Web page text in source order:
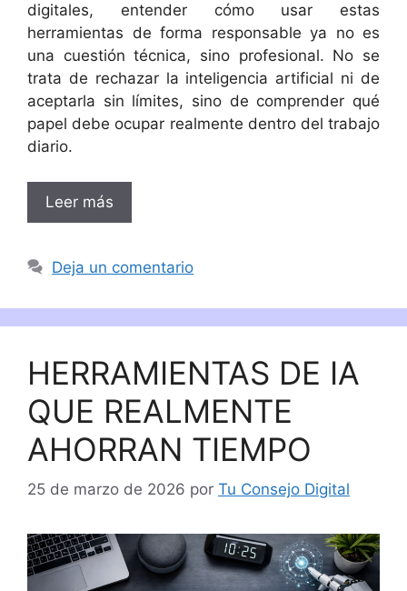
digitales, entender cómo usar estas
herramientas de forma responsable ya no es
una cuestión técnica, sino profesional. No se
trata de rechazar la inteligencia artificial ni de
aceptarla sin límites, sino de comprender qué
papel debe ocupar realmente dentro del trabajo
diario.
Leer más
Deja un comentario
HERRAMIENTAS DE IA
QUE REALMENTE
AHORRAN TIEMPO
25 de marzo de 2026 por Tu Consejo Digital